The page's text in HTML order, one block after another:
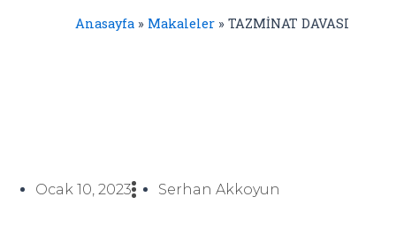
Anasayfa» Makaleler» TAZMİNAT DAVASI
Ocak 10, 2023 Serhan Akkoyun